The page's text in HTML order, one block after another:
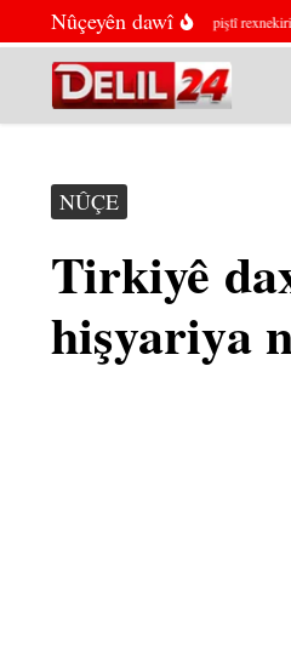
Skip to content
Nûçeyên dawî
Çalakvanekî siyasî piştî rexnekirina
NÛÇE
Tirkiyê
hişyariya